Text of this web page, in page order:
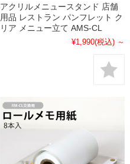
アクリルメニュースタンド 店舗
用品 レストラン パンフレット ク
リア メニュー立て AMS-CL
¥1,990(税込) ～